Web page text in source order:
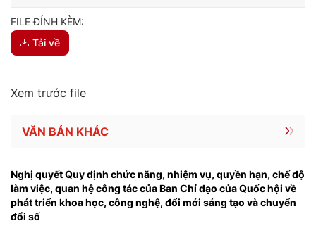
FILE ĐÍNH KÈM:
Tải về
Xem trước file
VĂN BẢN KHÁC
Nghị quyết Quy định chức năng, nhiệm vụ, quyền hạn, chế độ
làm việc, quan hệ công tác của Ban Chỉ đạo của Quốc hội về
phát triển khoa học, công nghệ, đổi mới sáng tạo và chuyển
đổi số